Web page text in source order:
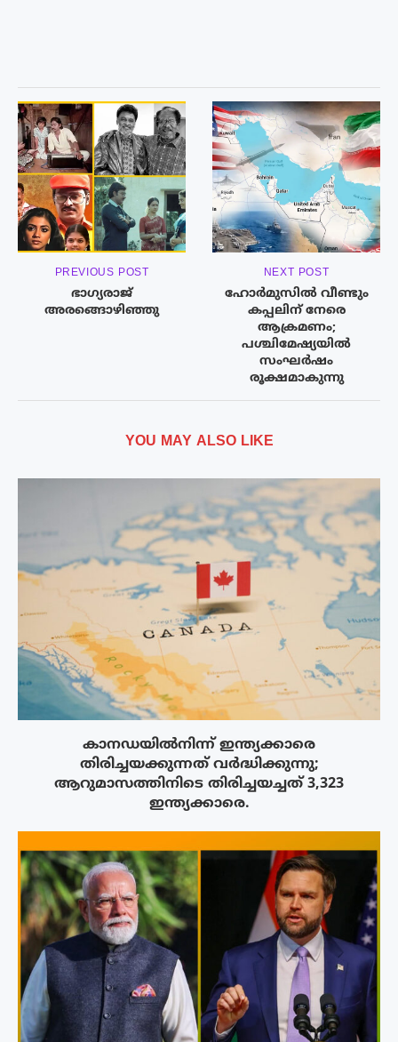
PREVIOUS POST
ഭാഗ്യരാജ്
അരങ്ങൊഴിഞ്ഞു
NEXT POST
ഹോർമുസിൽ വീണ്ടും
കപ്പലിന് നേരെ
ആക്രമണം;
പശ്ചിമേഷ്യയിൽ
സംഘർഷം
രൂക്ഷമാകുന്നു
YOU MAY ALSO LIKE
കാനഡയിൽനിന്ന് ഇന്ത്യക്കാരെ
തിരിച്ചയക്കുന്നത് വർദ്ധിക്കുന്നു;
ആറുമാസത്തിനിടെ തിരിച്ചയച്ചത് 3,323
ഇന്ത്യക്കാരെ.